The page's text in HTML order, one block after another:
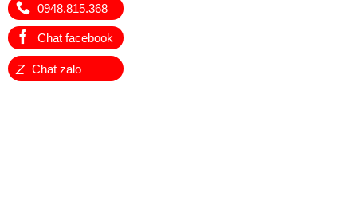
0948.815.368
Chat facebook
Z Chat zalo